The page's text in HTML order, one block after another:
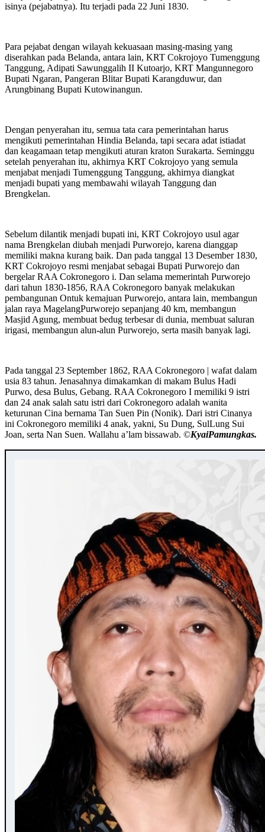
isinya (pejabatnya). Itu terjadi pada 22 Juni 1830.
Para pejabat dengan wilayah kekuasaan masing-masing yang
diserahkan pada Belanda, antara lain, KRT Cokrojoyo Tumenggung
Tanggung, Adipati Sawunggalih II Kutoarjo, KRT Mangunnegoro
Bupati Ngaran, Pangeran Blitar Bupati Karangduwur, dan
Arungbinang Bupati Kutowinangun.
Dengan penyerahan itu, semua tata cara pemerintahan harus
mengikuti pemerintahan Hindia Belanda, tapi secara adat istiadat
dan keagamaan tetap mengikuti aturan kraton Surakarta. Seminggu
setelah penyerahan itu, akhirnya KRT Cokrojoyo yang semula
menjabat menjadi Tumenggung Tanggung, akhirnya diangkat
menjadi bupati yang membawahi wilayah Tanggung dan
Brengkelan.
Sebelum dilantik menjadi bupati ini, KRT Cokrojoyo usul agar
nama Brengkelan diubah menjadi Purworejo, karena dianggap
memiliki makna kurang baik. Dan pada tanggal 13 Desember 1830,
KRT Cokrojoyo resmi menjabat sebagai Bupati Purworejo dan
bergelar RAA Cokronegoro i. Dan selama memerintah Purworejo
dari tahun 1830-1856, RAA Cokronegoro banyak melakukan
pembangunan Ontuk kemajuan Purworejo, antara lain, membangun
jalan raya MagelangPurworejo sepanjang 40 km, membangun
Masjid Agung, membuat bedug terbesar di dunia, membuat saluran
irigasi, membangun alun-alun Purworejo, serta masih banyak lagi.
Pada tanggal 23 September 1862, RAA Cokronegoro | wafat dalam
usia 83 tahun. Jenasahnya dimakamkan di makam Bulus Hadi
Purwo, desa Bulus, Gebang. RAA Cokronegoro I memiliki 9 istri
dan 24 anak salah satu istri dari Cokronegoro adalah wanita
keturunan Cina bernama Tan Suen Pin (Nonik). Dari istri Cinanya
ini Cokronegoro memiliki 4 anak, yakni, Su Dung, SulLung Sui
Joan, serta Nan Suen. Wallahu a’lam bissawab. ©️KyaiPamungkas.